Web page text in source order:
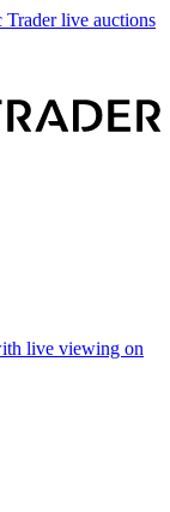
live auctions
live viewing on